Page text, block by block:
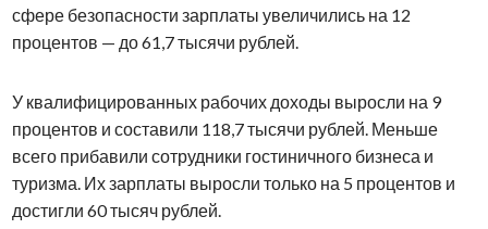
сфере безопасности зарплаты увеличились на 12
процентов — до 61,7 тысячи рублей.
У квалифицированных рабочих доходы выросли на 9
процентов и составили 118,7 тысячи рублей. Меньше
всего прибавили сотрудники гостиничного бизнеса и
туризма. Их зарплаты выросли только на 5 процентов и
достигли 60 тысяч рублей.